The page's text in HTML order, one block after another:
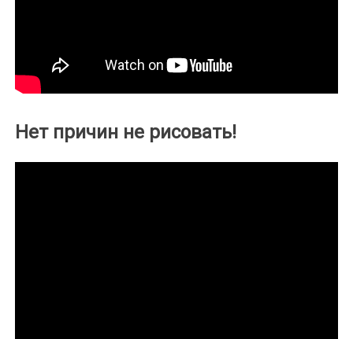
Нет причин не рисовать!